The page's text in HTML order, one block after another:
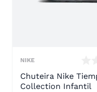
NIKE
Chuteira Nike
Collection Infantil